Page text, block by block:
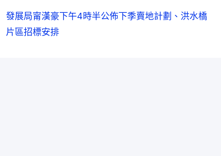
發展局甯漢豪下午4時半公佈下季賣地計劃、洪水橋
片區招標安排